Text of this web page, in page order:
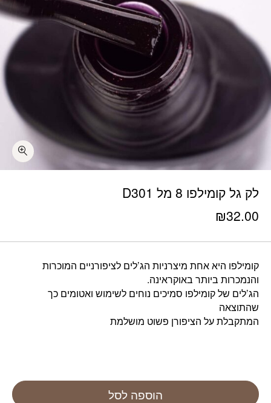
לק גל קומילפו 8 מל D301
₪32.00
קומילפו היא אחת מיצרניות הג’לים לציפורניים המוכרות
והנמכרות ביותר באוקראינה.
הג’לים של קומילפו סמיכים נוחים לשימוש ואטומים כך
שהתוצאה
המתקבלת על הציפורן פשוט מושלמת
הוספה לסל